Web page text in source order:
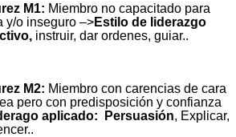
M1: Miembro no capacitado para
y/o inseguro –>Estilo de liderazgo
instruir, dar ordenes, guiar..
M2: Miembro con carencias de cara
pero con predisposición y confianza
aplicado: Persuasión, Explicar,